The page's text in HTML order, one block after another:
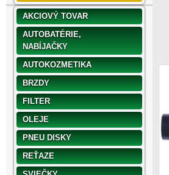
AKCIOVÝ TOVAR
AUTOBATÉRIE,
NABÍJAČKY
AUTOKOZMETIKA
BRZDY
FILTER
OLEJE
PNEU DISKY
REŤAZE